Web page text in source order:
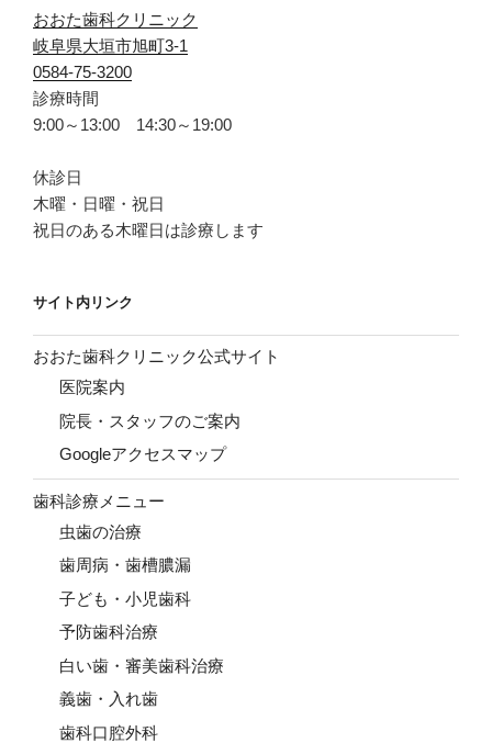
おおた歯科クリニック
岐阜県大垣市旭町3-1
0584-75-3200
診療時間
9:00～13:00 14:30～19:00
休診日
木曜・日曜・祝日
祝日のある木曜日は診療します
サイト内リンク
おおた歯科クリニック公式サイト
医院案内
院長・スタッフのご案内
Googleアクセスマップ
歯科診療メニュー
虫歯の治療
歯周病・歯槽膿漏
子ども・小児歯科
予防歯科治療
白い歯・審美歯科治療
義歯・入れ歯
歯科口腔外科